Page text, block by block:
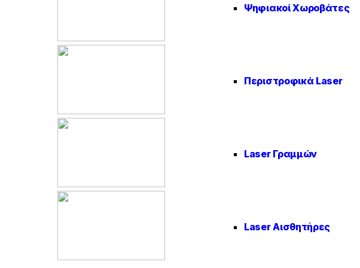
Ψηφιακοί Χωροβάτες
Περιστροφικά Laser
Laser Γραμμών
Laser Αισθητήρες